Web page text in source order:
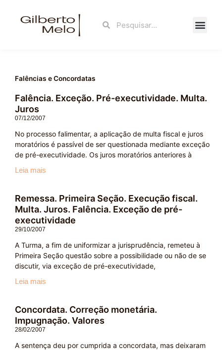
Search
Falências e Concordatas
Falência. Exceção. Pré-executividade. Multa.
Juros
07/12/2007
No processo falimentar, a aplicação de multa fiscal e juros
moratórios é passível de ser questionada mediante exceção
de pré-executividade. Os juros moratórios anteriores à
Leia mais
Remessa. Primeira Seção. Execução fiscal.
Multa. Juros. Falência. Exceção de pré-
executividade
29/10/2007
A Turma, a fim de uniformizar a jurisprudência, remeteu à
Primeira Seção questão sobre a possibilidade ou não de se
discutir, via exceção de pré-executividade,
Leia mais
Concordata. Correção monetária.
Impugnação. Valores
28/02/2007
A sentença deu por cumprida a concordata, mas deixaram